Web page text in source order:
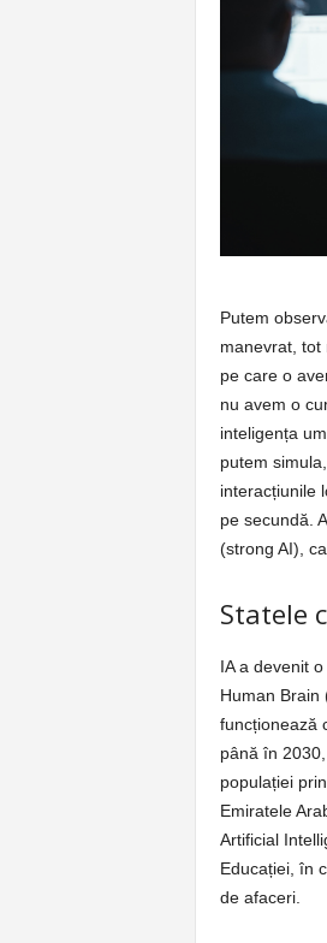
Putem
manevrat, tot
pe care o
nu avem o
inteligența
putem
interacțiunile
pe secundă.
(strong AI),
Statele
IA a devenit
Human Brain
funcționează
până în
populației
Emiratele
Artificial
Educației, în
de afaceri.